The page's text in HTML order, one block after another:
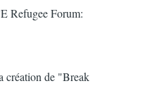
Refugee Forum:
création de "Break